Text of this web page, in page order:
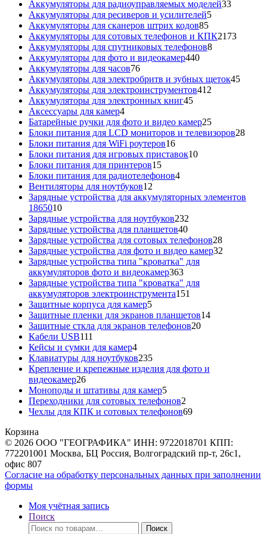
товара
Аккумуляторы для радиоуправляемых моделей3333
Аккумуляторы для ресиверов и усилителей55
Аккумуляторы для сканеров штрих кодов8585
товаров
Аккумуляторы для сотовых телефонов и КПК21732173
Аккумуляторы для спутниковых телефонов88
Аккумуляторы для фото и видеокамер440440
Аккумуляторы для часов7676
товаров
Аккумуляторы для электробритв и зубных щеток4545
Аккумуляторы для электроинструментов412
Аккумуляторы для электронных книг4545
Аксессуары для камер44
товара
Батарейные ручки для фото и видео камер2525
товаров
Блоки питания для LCD мониторов и телевизоров2828
Блоки питания для WiFi роутеров1616
товаров
Блоки питания для игровых приставок1010
Блоки питания для принтеров1515
товаров
Блоки питания для радиотелефонов44
Вентиляторы для ноутбуков12
товаров
Зарядные устройства для аккумуляторных элементов
186501010
товаров
Зарядные устройства для ноутбуков232
Зарядные устройства для планшетов4040
товаров
Зарядные устройства для сотовых телефонов2828
товаров
Зарядные устройства для фото и видео камер32
Зарядные устройства типа "кроватка" для
аккумуляторов фото и видеокамер363363
товара
Зарядные устройства типа "кроватка" для
аккумуляторов электроинструмента151
Защитные корпуса для камер55
товаров
Защитные пленки для экранов планшетов1414
Защитные сткла для экранов телефонов2020
Кабели USB111
товаров
Кейсы и сумки для камер44
товара
Клавиатуры для ноутбуков235235
товаров
Крепление и крепежные изделия для фото и
видеокамер2626
товаров
Моноподы и штативы для камер55
товаров
Переходники для сотовых телефонов2
товара
Чехлы для КПК и сотовых телефонов6969
Корзина
© 2026 ООО "ГЕОГРАФИКА" ИНН: 9722018701 КПП:
772201001 Москва, БЦ Россия, Волгоградский пр-т, 26с1,
офис 807
Согласие на обработку персональных данных при заполнении
формы
Моя учётная запись
Поиск
Искать:
Поиск